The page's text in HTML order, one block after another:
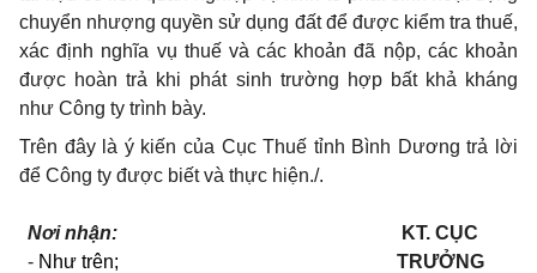
chuyển nhượng quyền sử dụng đất để được kiểm tra thuế,
xác định nghĩa vụ thuế và các khoản đã nộp, các khoản
được hoàn trả khi phát sinh trường hợp bất khả kháng
như Công ty trình bày.
Trên đây là ý kiến của Cục Thuế tỉnh Bình Dương trả lời
để Công ty được biết và thực hiện./.
Nơi nhận:
- Như trên;
KT. CỤC
TRƯỞNG